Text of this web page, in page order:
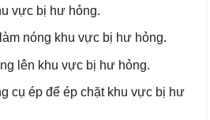
vực bị hư hỏng.
nóng khu vực bị hư hỏng.
lên khu vực bị hư hỏng.
cụ ép để ép chặt khu vực bị hư